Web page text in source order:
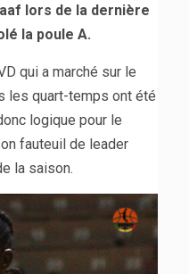
lors de la dernière
la poule A.
qui a marché sur le
les quart-temps ont été
logique pour le
fauteuil de leader
la saison.